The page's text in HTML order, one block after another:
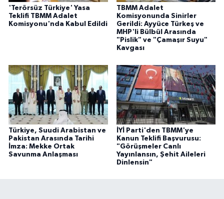
'Terörsüz Türkiye' Yasa
Teklifi TBMM Adalet
Komisyonu'nda Kabul Edildi
TBMM Adalet
Komisyonunda Sinirler
Gerildi: Ayyüce Türkeş ve
MHP'li Bülbül Arasında
"Pislik" ve "Çamaşır Suyu"
Kavgası
Türkiye, Suudi Arabistan ve
Pakistan Arasında Tarihi
İmza: Mekke Ortak
Savunma Anlaşması
İYİ Parti'den TBMM'ye
Kanun Teklifi Başvurusu:
"Görüşmeler Canlı
Yayınlansın, Şehit Aileleri
Dinlensin"